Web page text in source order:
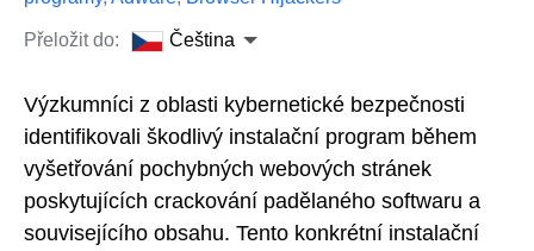
Přeložit do: Čeština
Výzkumníci z oblasti kybernetické bezpečnosti
identifikovali škodlivý instalační program během
vyšetřování pochybných webových stránek
poskytujících crackování padělaného softwaru a
souvisejícího obsahu. Tento konkrétní instalační